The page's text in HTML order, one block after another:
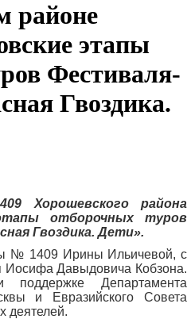
районе
этапы
Фестиваля-
Гвоздика.
Хорошевского района
отборочных туров
Гвоздика. Дети».
№ 1409 Ирины Ильичевой, с
Иосифа Давыдовича Кобзона.
поддержке Департамента
и Евразийского Совета
деятелей.